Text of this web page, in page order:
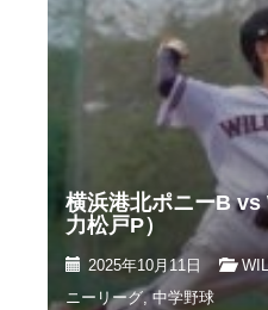
横浜港北ポニーB vs
力松戸P）
2025年10月11日
ニーリーグ,中学野球